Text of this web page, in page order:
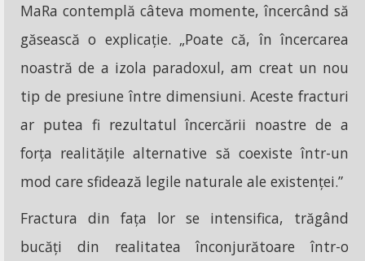
MaRa contemplă câteva momente, încercând să
găsească o explicație. „Poate că, în încercarea
noastră de a izola paradoxul, am creat un nou
tip de presiune între dimensiuni. Aceste fracturi
ar putea fi rezultatul încercării noastre de a
forța realitățile alternative să coexiste într-un
mod care sfidează legile naturale ale existenței.”
Fractura din fața lor se intensifica, trăgând
bucăți din realitatea înconjurătoare într-o